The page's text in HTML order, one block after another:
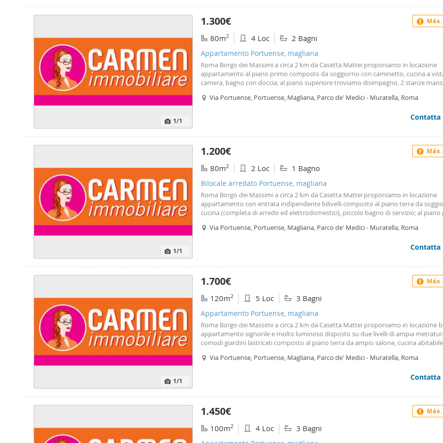
Capitale. Garanzia: 6 mensilità a deposito. Le presenti informazioni, foto e
meramente indicative e non costituiscono elemento contrattuale. Per informazioni
0683794363
1/1
1.300€
80m2 4 Loc 2 Bagni
Appartamento Portuense, magliana
Roma Borgo dei Massimi a circa 2 km da Casetta Mattei proponiamo in locazione
appartamento al piano primo composto da soggiorno con caminetto, cucina a
camera, bagno con doccia; al piano superiore troviamo disimpegno, 2 stanze
locato vuoto Richieste referenze reddituali dimostrabili Contratto: 4+4 Garanzia: 6
Carmen 3491086946 Per foto chiedere tramite whatsapp al numero sopra indicato
Via Portuense, Portuense, Magliana, Parco de' Medici - Muratella, Roma
Contatta
1/1
1.200€
80m2 2 Loc 1 Bagno
Bilocale arredato Portuense, magliana
Roma Borgo dei Massimi a circa 2 km da Casetta Mattei proponiamo in locazione
appartamento con entrata indipendente bilivelli composto al piano terra da
cucina (completa di arredo ed elettrodomestici), piccolo bagno di servizio; al piano
interne ed è appunto dotato soltanto dell'arredo della cucina Contratto:4+4
Via Portuense, Portuense, Magliana, Parco de' Medici - Muratella, Roma
Contatta
1/1
1.700€
120m2 5 Loc 3 Bagni
Appartamento Portuense, magliana
Roma Borgo dei Massimi a circa 2 km da Casetta Mattei proponiamo in locazione
appartamento signorile e molto luminoso disposto su due livelli di ampia
comodi giardini lastricati composto al piano terra da ampio salone, cucina
matrimoniali, 2 bagni Ottime condizioni interne, l'immobile viene locato vuoto
Per foto chiedere tramite whatsapp al numero 3491086946 Carmen Camerlingo
Via Portuense, Portuense, Magliana, Parco de' Medici - Muratella, Roma
Contatta
1.450€
100m2 4 Loc 3 Bagni